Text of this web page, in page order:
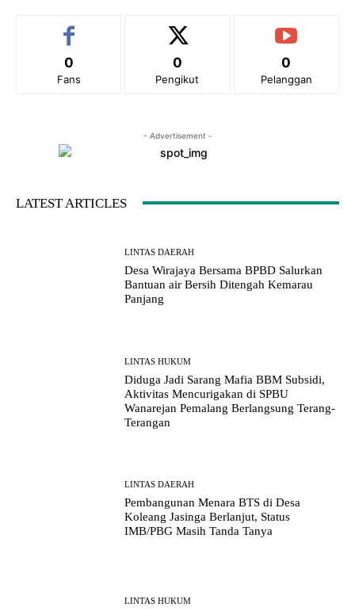
0
Fans
0
Pengikut
0
Pelanggan
- Advertisement -
LATEST ARTICLES
LINTAS DAERAH
Desa Wirajaya Bersama BPBD Salurkan
Bantuan air Bersih Ditengah Kemarau
Panjang
LINTAS HUKUM
Diduga Jadi Sarang Mafia BBM Subsidi,
Aktivitas Mencurigakan di SPBU
Wanarejan Pemalang Berlangsung Terang-
Terangan
LINTAS DAERAH
Pembangunan Menara BTS di Desa
Koleang Jasinga Berlanjut, Status
IMB/PBG Masih Tanda Tanya
LINTAS HUKUM